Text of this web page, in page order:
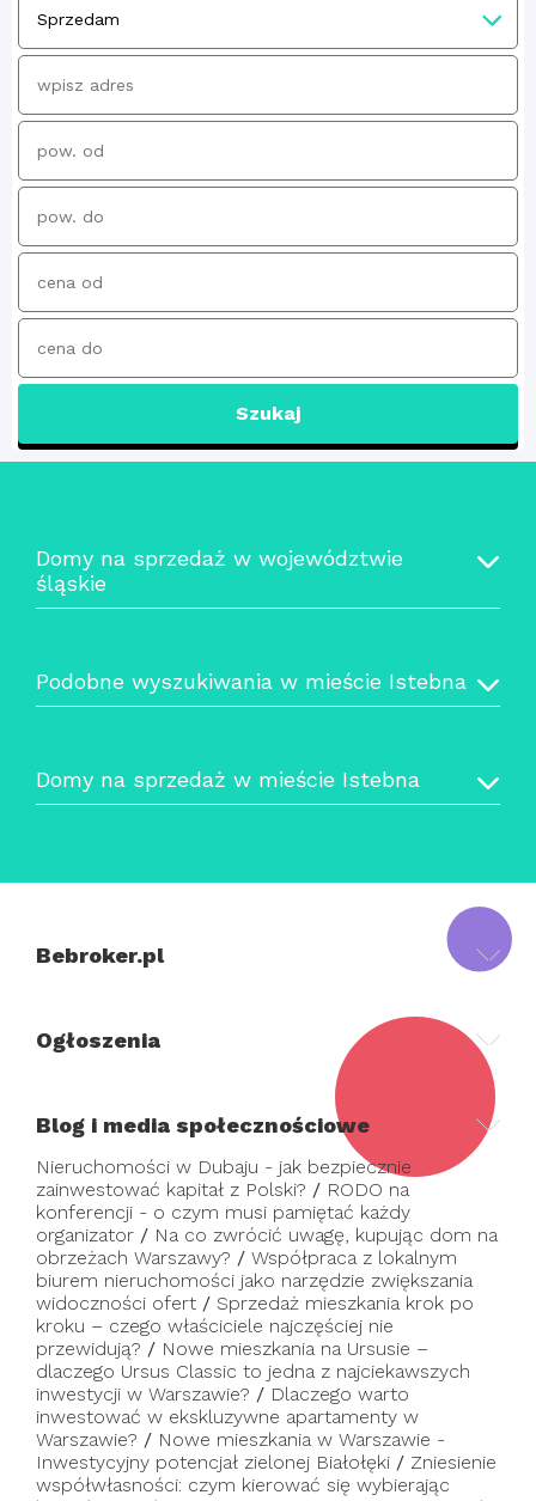
Szukaj
Domy na sprzedaż w województwie
śląskie
Podobne wyszukiwania w mieście Istebna
Domy na sprzedaż w mieście Istebna
Bebroker.pl
Ogłoszenia
Blog i media społecznościowe
Nieruchomości w Dubaju - jak bezpiecznie
zainwestować kapitał z Polski? / RODO na
konferencji - o czym musi pamiętać każdy
organizator / Na co zwrócić uwagę, kupując dom na
obrzeżach Warszawy? / Współpraca z lokalnym
biurem nieruchomości jako narzędzie zwiększania
widoczności ofert / Sprzedaż mieszkania krok po
kroku – czego właściciele najczęściej nie
przewidują? / Nowe mieszkania na Ursusie –
dlaczego Ursus Classic to jedna z najciekawszych
inwestycji w Warszawie? / Dlaczego warto
inwestować w ekskluzywne apartamenty w
Warszawie? / Nowe mieszkania w Warszawie -
Inwestycyjny potencjał zielonej Białołęki / Zniesienie
współwłasności: czym kierować się wybierając